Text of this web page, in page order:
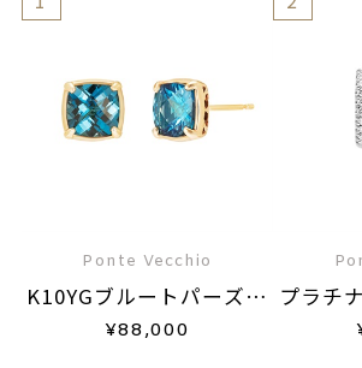
Ponte Vecchio
K10YGブルートパーズピ
アス
¥88,000
プラチ